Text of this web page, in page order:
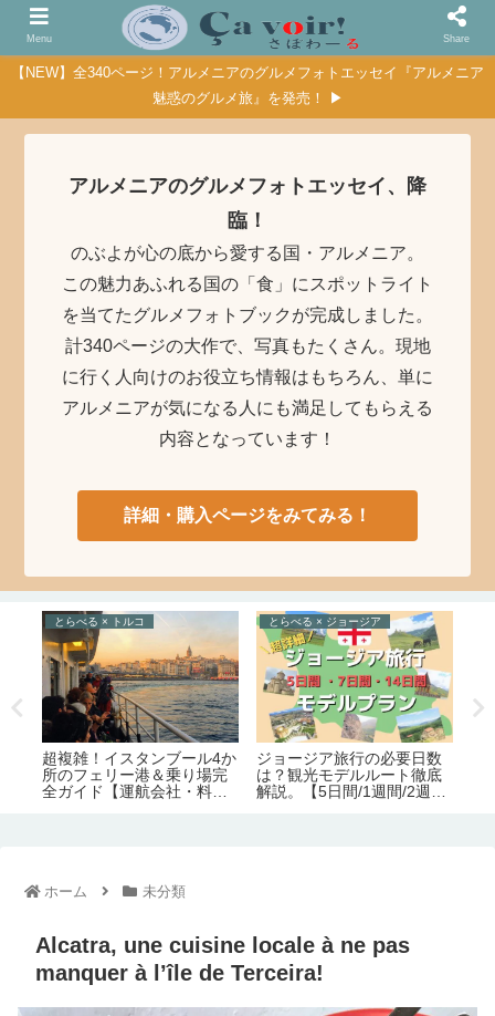
【NEW】全340ページ！アルメニアのグルメフォトエッセイ『アルメニア
魅惑のグルメ旅』を発売！ ▶
アルメニアのグルメフォトエッセイ、降
臨！
のぶよが心の底から愛する国・アルメニア。
この魅力あふれる国の「食」にスポットライト
を当てたグルメフォトブックが完成しました。
計340ページの大作で、写真もたくさん。現地
に行く人向けのお役立ち情報はもちろん、単に
アルメニアが気になる人にも満足してもらえる
内容となっています！
詳細・購入ページをみてみる！
とらべる × トルコ
超複雑！イスタンブール4か
所のフェリー港＆乗り場完
全ガイド【運航会社・料
とらべる × ジョージア
ジョージア旅行の必要日数
は？観光モデルルート徹底
解説。【5日間/1週間/2週
ホーム 未分類
Alcatra, une cuisine locale à ne pas
manquer à l’île de Terceira!
Menu Share